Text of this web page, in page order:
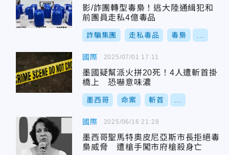
影/詐團轉型毒梟！逃大陸通緝犯和
前團員走私4億毒品
詐騙集團 走私毒品 毒梟
國際
墨國疑幫派火拼20死！4人遭斬首掛
橋上 恐嚇意味濃
墨西哥 命案 斬首
2025/07/01 17:11
國際
墨西哥聖馬特奧皮尼亞斯市長拒絕毒
梟威脅 遭槍手闖市府槍殺身亡
2025/06/16 21:28